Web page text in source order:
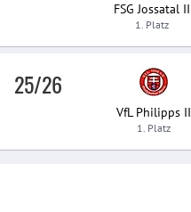
FSG Jossatal II
1. Platz
25/26
VfL Philipps II
1. Platz